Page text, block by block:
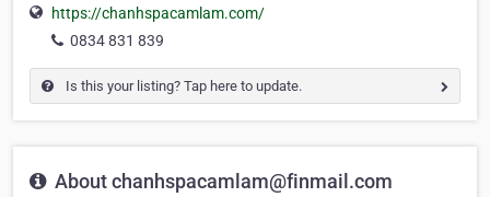
https://chanhspacamlam.com/
0834 831 839
Is this your listing? Tap here to update.
About chanhspacamlam@finmail.com